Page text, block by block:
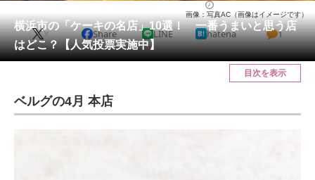
会員記事
メディア
ITの今と未来を見通す
横浜市の「ケーキの名店」10選！ 一番うまいと思う店
はどこ？【人気投票実施中】
画像：写真AC（画像はイメージです）
X Share LINE hatena 1
目次を表示
ベルグの4月 本店